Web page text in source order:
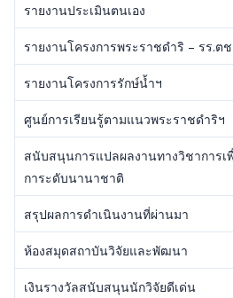
รายงานประเมินตนเอง
รายงานโครงการพระราชดำริ – รร.ต
รายงานโครงการรักษ์น้ำฯ
ศูนย์การเรียนรู้ตามแนวพระราชดำริฯ
สนับสนุนการแปลผลงานทางวิชาการเ
การะดับนานาชาติ
สรุปผลการดำเนินงานที่ผ่านมา
ห้องสมุดสถาบันวิจัยและพัฒนา
เงินรางวัลสนับสนุนนักวิจัยดีเด่น